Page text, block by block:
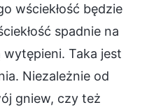
wściekłość będzie
spadnie na
Taka jest
Niezależnie od
gniew, czy też